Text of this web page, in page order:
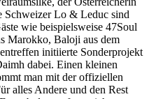
Schweizer Lo & Leduc sind
wie beispielsweise 47Soul
Marokko, Baloji aus dem
initiierte Sonderprojekt
dabei. Einen kleinen
man mit der offiziellen
alles Andere und den Rest